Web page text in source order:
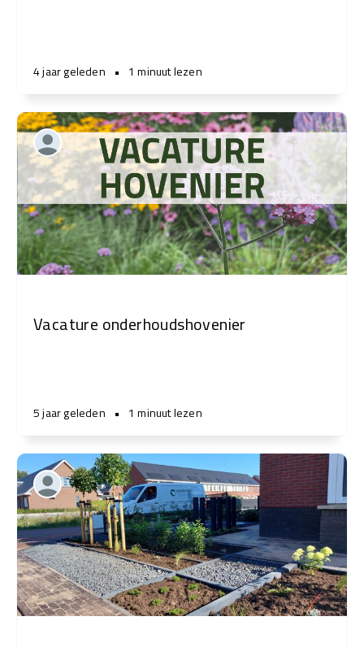
4 jaar geleden • 1 minuut lezen
Vacature onderhoudshovenier
5 jaar geleden • 1 minuut lezen